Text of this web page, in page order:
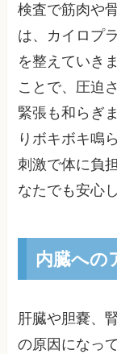
検査で筋肉や
は、カイロプ
を整えていき
ことで、圧迫
緊張も和らぎ
りボキボキ鳴
刺激で体に負
なたでも安心
内臓への
肝臓や胆嚢、
の原因になっ